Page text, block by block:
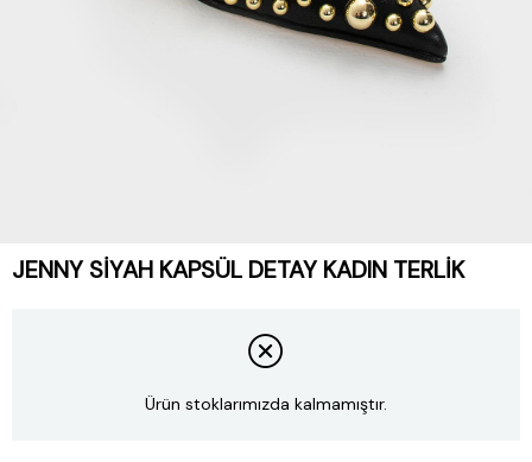
JENNY SIYAH KAPSÜL DETAY KADIN TERLIK
Ürün stoklarımızda kalmamıştır.